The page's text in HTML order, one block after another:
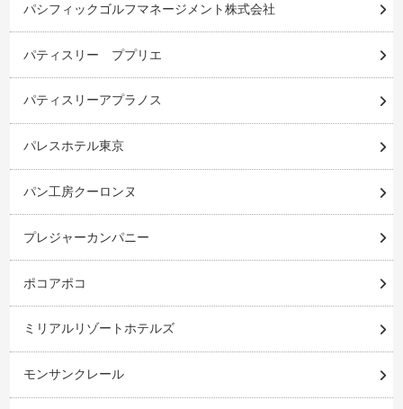
パシフィックゴルフマネージメント株式会社
パティスリー ププリエ
パティスリーアプラノス
パレスホテル東京
パン工房クーロンヌ
プレジャーカンパニー
ポコアポコ
ミリアルリゾートホテルズ
モンサンクレール